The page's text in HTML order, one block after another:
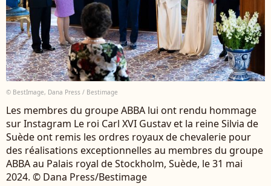
© BestImage, Dana Press / Bestimage
Les membres du groupe ABBA lui ont rendu hommage
sur Instagram Le roi Carl XVI Gustav et la reine Silvia de
Suède ont remis les ordres royaux de chevalerie pour
des réalisations exceptionnelles au membres du groupe
ABBA au Palais royal de Stockholm, Suède, le 31 mai
2024. © Dana Press/Bestimage